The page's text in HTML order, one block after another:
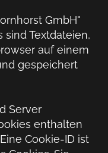
GmbH"
sind Textdateien,
auf einem
gespeichert
Server
enthalten
Cookie-ID ist